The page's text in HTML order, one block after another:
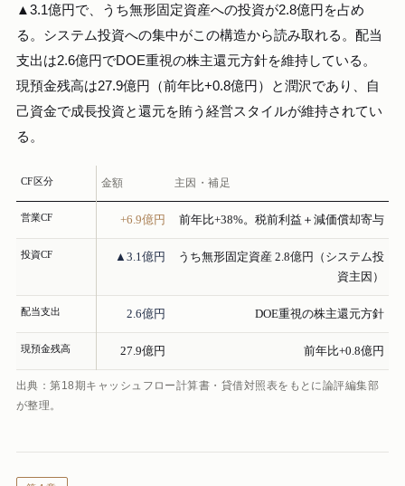
▲3.1億円で、うち無形固定資産への投資が2.8億円を占め
る。システム投資への集中がこの構造から読み取れる。配当
支出は2.6億円でDOE重視の株主還元方針を維持している。
現預金残高は27.9億円（前年比+0.8億円）と潤沢であり、自
己資金で成長投資と還元を賄う経営スタイルが維持されてい
る。
CF区分 金額 主因・補足
営業CF +6.9億円 前年比+38%。税前利益＋減価償却寄与
投資CF ▲3.1億円
うち無形固定資産 2.8億円（システム投
資主因）
配当支出 2.6億円 DOE重視の株主還元方針
現預金残高 27.9億円 前年比+0.8億円
出典：第18期キャッシュフロー計算書・貸借対照表をもとに論評編集部
が整理。